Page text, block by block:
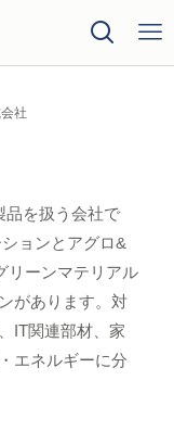
社
品を扱う会社で
ョンとアグロ&
リーンマテリアル
があります。対
IT関連部材、家
エネルギーに分